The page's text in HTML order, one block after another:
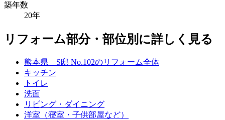
築年数
20年
リフォーム部分・部位別に詳しく見る
熊本県 S邸 No.102のリフォーム全体
キッチン
トイレ
洗面
リビング・ダイニング
洋室（寝室・子供部屋など）